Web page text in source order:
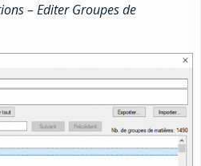
– Editer Groupes de